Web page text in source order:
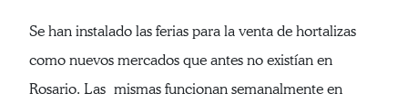
Se han instalado las ferias para la venta de hortalizas
como nuevos mercados que antes no existían en
Rosario. Las mismas funcionan semanalmente en